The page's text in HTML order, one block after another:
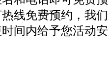
线免费预约，我们
间内给予您活动安